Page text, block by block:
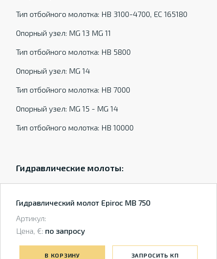
Тип отбойного молотка: HB 3100-4700, EC 165180
Опорный узел: MG 13 MG 11
Тип отбойного молотка: HB 5800
Опорный узел: MG 14
Тип отбойного молотка: HB 7000
Опорный узел: MG 15 - MG 14
Тип отбойного молотка: HB 10000
Гидравлические молоты:
Гидравлический молот Epiroc MB 750
Артикул:
Цена, €: по запросу
В КОРЗИНУ ЗАПРОСИТЬ КП